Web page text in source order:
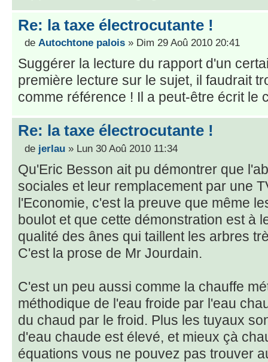
Re: la taxe électrocutante !
de Autochtone palois » Dim 29 Aoû 2010 20:41
Suggérer la lecture du rapport d'un
première lecture sur le sujet, il faudrait
comme référence ! Il a peut-être écrit le
Re: la taxe électrocutante !
de jerlau » Lun 30 Aoû 2010 11:34
Qu'Eric Besson ait pu démontrer que
sociales et leur remplacement par une
l'Economie, c'est la preuve que même
boulot et que cette démonstration est à
qualité des ânes qui taillent les arbres
C'est la prose de Mr Jourdain.
C'est un peu aussi comme la chauffe
méthodique de l'eau froide par l'eau
du chaud par le froid. Plus les tuyaux
d'eau chaude est élevé, et mieux çà
équations vous ne pouvez pas trouver